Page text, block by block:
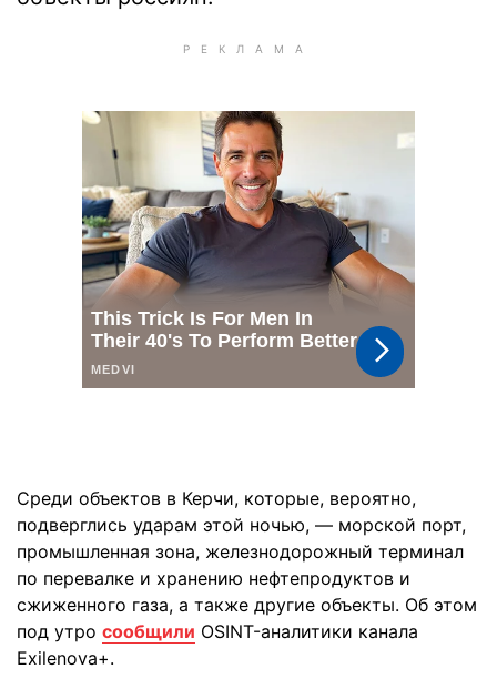
Среди объектов в Керчи, которые, вероятно,
подверглись ударам этой ночью, — морской порт,
промышленная зона, железнодорожный терминал
по перевалке и хранению нефтепродуктов и
сжиженного газа, а также другие объекты. Об этом
под утро сообщили OSINT-аналитики канала
Exilenova+.